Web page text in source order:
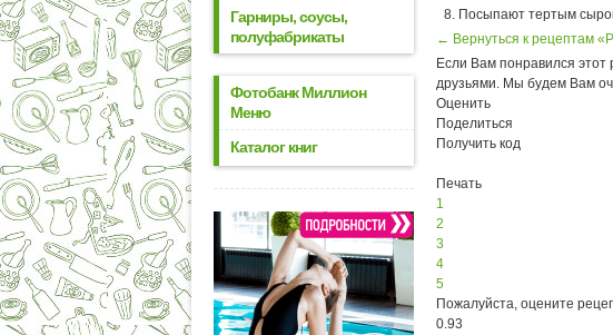
Гарниры, соусы,
полуфабрикаты
Фотобанк Миллион
Меню
Каталог книг
Посыпают тертым
← Вернуться к рецептам
Если Вам понравился этот
друзьями. Мы будем Вам
Оценить
Поделиться
Получить код
Печать
1
2
3
4
5
Пожалуйста, оцените
0.93